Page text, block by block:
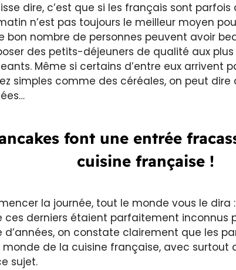
dire, c’est que si les français sont
n’est pas toujours le meilleur moyen
bon nombre de personnes peuvent avoir
des petits-déjeuners de qualité aux
Même si certains d’entre eux arrivent
simples comme des céréales, on peut
font une entrée
cuisine française !
la journée, tout le monde vous le dira
ces derniers étaient parfaitement inconnus
on constate clairement que les
de la cuisine française, avec surtout
sujet.